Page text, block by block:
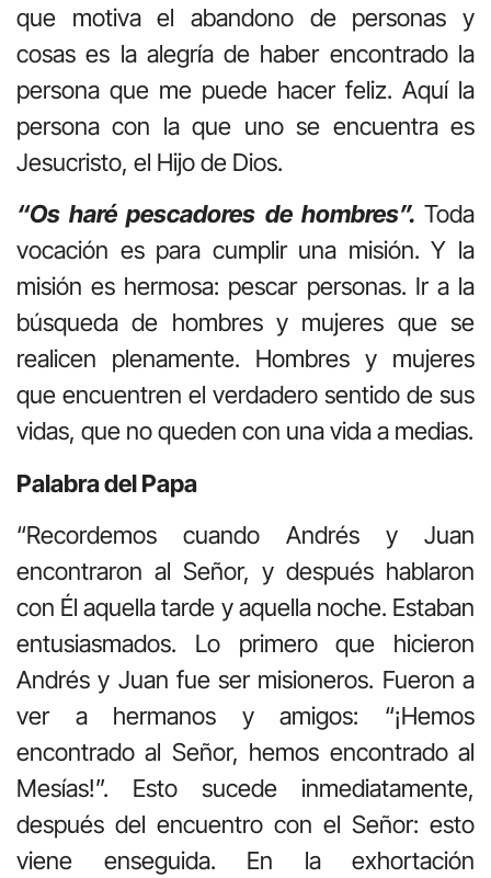
que motiva el abandono de personas y
cosas es la alegría de haber encontrado la
persona que me puede hacer feliz. Aquí la
persona con la que uno se encuentra es
Jesucristo, el Hijo de Dios.
“Os haré pescadores de hombres”. Toda
vocación es para cumplir una misión. Y la
misión es hermosa: pescar personas. Ir a la
búsqueda de hombres y mujeres que se
realicen plenamente. Hombres y mujeres
que encuentren el verdadero sentido de sus
vidas, que no queden con una vida a medias.
Palabra del Papa
“Recordemos cuando Andrés y Juan
encontraron al Señor, y después hablaron
con Él aquella tarde y aquella noche. Estaban
entusiasmados. Lo primero que hicieron
Andrés y Juan fue ser misioneros. Fueron a
ver a hermanos y amigos: “¡Hemos
encontrado al Señor, hemos encontrado al
Mesías!”. Esto sucede inmediatamente,
después del encuentro con el Señor: esto
viene enseguida. En la exhortación